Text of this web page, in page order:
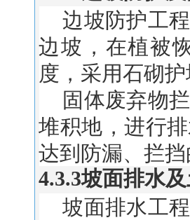
边坡防护工
边坡，在植被
度，采用石砌
固体废弃物
堆积地，进行
达到防漏、拦
4.3.3坡面排水
坡面排水工